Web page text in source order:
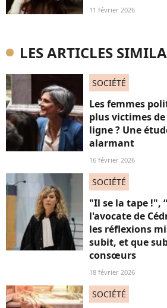
11 février 2026
LES ARTICLES
SOCIÉTÉ
Les femmes
plus victimes
ligne ? Une
alarmant
16 février 2026
SOCIÉTÉ
"Il se la tape !",
l'avocate de
les réflexions
subit, et que
consœurs
18 février 2026
SOCIÉTÉ